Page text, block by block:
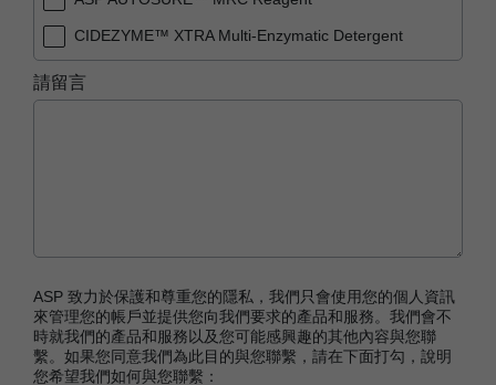
CIDEZYME™ XTRA Multi-Enzymatic Detergent
PRESEPT™ Disinfectant Granules
STERRAD™ 100S System
STERRAD VELOCITY™ Biological Indicator (BI)/
Process Challenge Device (PCD)
STERRAD VELOCITY™ BI Activator
請留言
ASP 致力於保護和尊重您的隱私，我們只會使用您的個人資訊
來管理您的帳戶並提供您向我們要求的產品和服務。我們會不
時就我們的產品和服務以及您可能感興趣的其他內容與您聯
繫。如果您同意我們為此目的與您聯繫，請在下面打勾，說明
您希望我們如何與您聯繫：